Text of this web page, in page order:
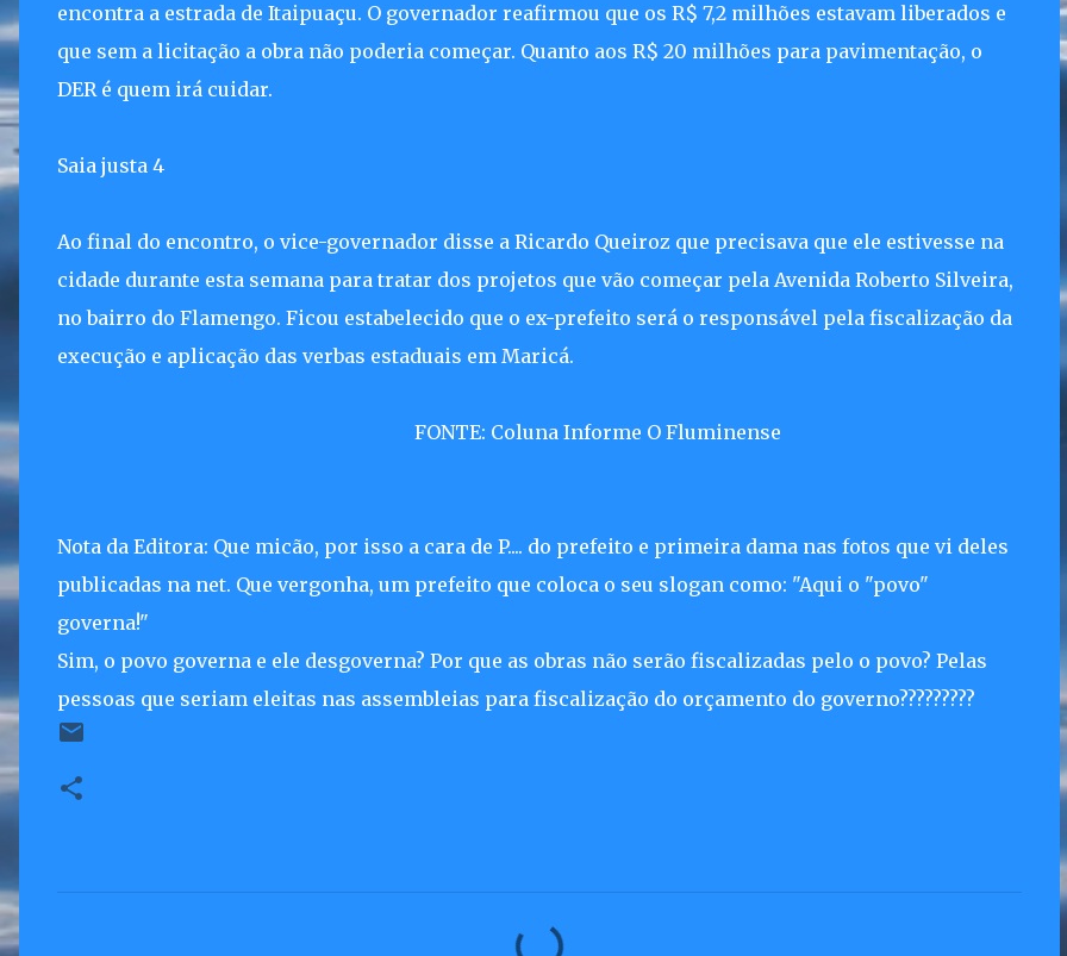
encontra a estrada de Itaipuaçu. O governador reafirmou que os R$ 7,2 milhões estavam liberados e
que sem a licitação a obra não poderia começar. Quanto aos R$ 20 milhões para pavimentação, o
DER é quem irá cuidar.
Saia justa 4
Ao final do encontro, o vice-governador disse a Ricardo Queiroz que precisava que ele estivesse na
cidade durante esta semana para tratar dos projetos que vão começar pela Avenida Roberto Silveira,
no bairro do Flamengo. Ficou estabelecido que o ex-prefeito será o responsável pela fiscalização da
execução e aplicação das verbas estaduais em Maricá.
FONTE: Coluna Informe O Fluminense
Nota da Editora: Que micão, por isso a cara de P.... do prefeito e primeira dama nas fotos que vi deles
publicadas na net. Que vergonha, um prefeito que coloca o seu slogan como: "Aqui o "povo"
governa!"
Sim, o povo governa e ele desgoverna? Por que as obras não serão fiscalizadas pelo o povo? Pelas
pessoas que seriam eleitas nas assembleias para fiscalização do orçamento do governo?????????